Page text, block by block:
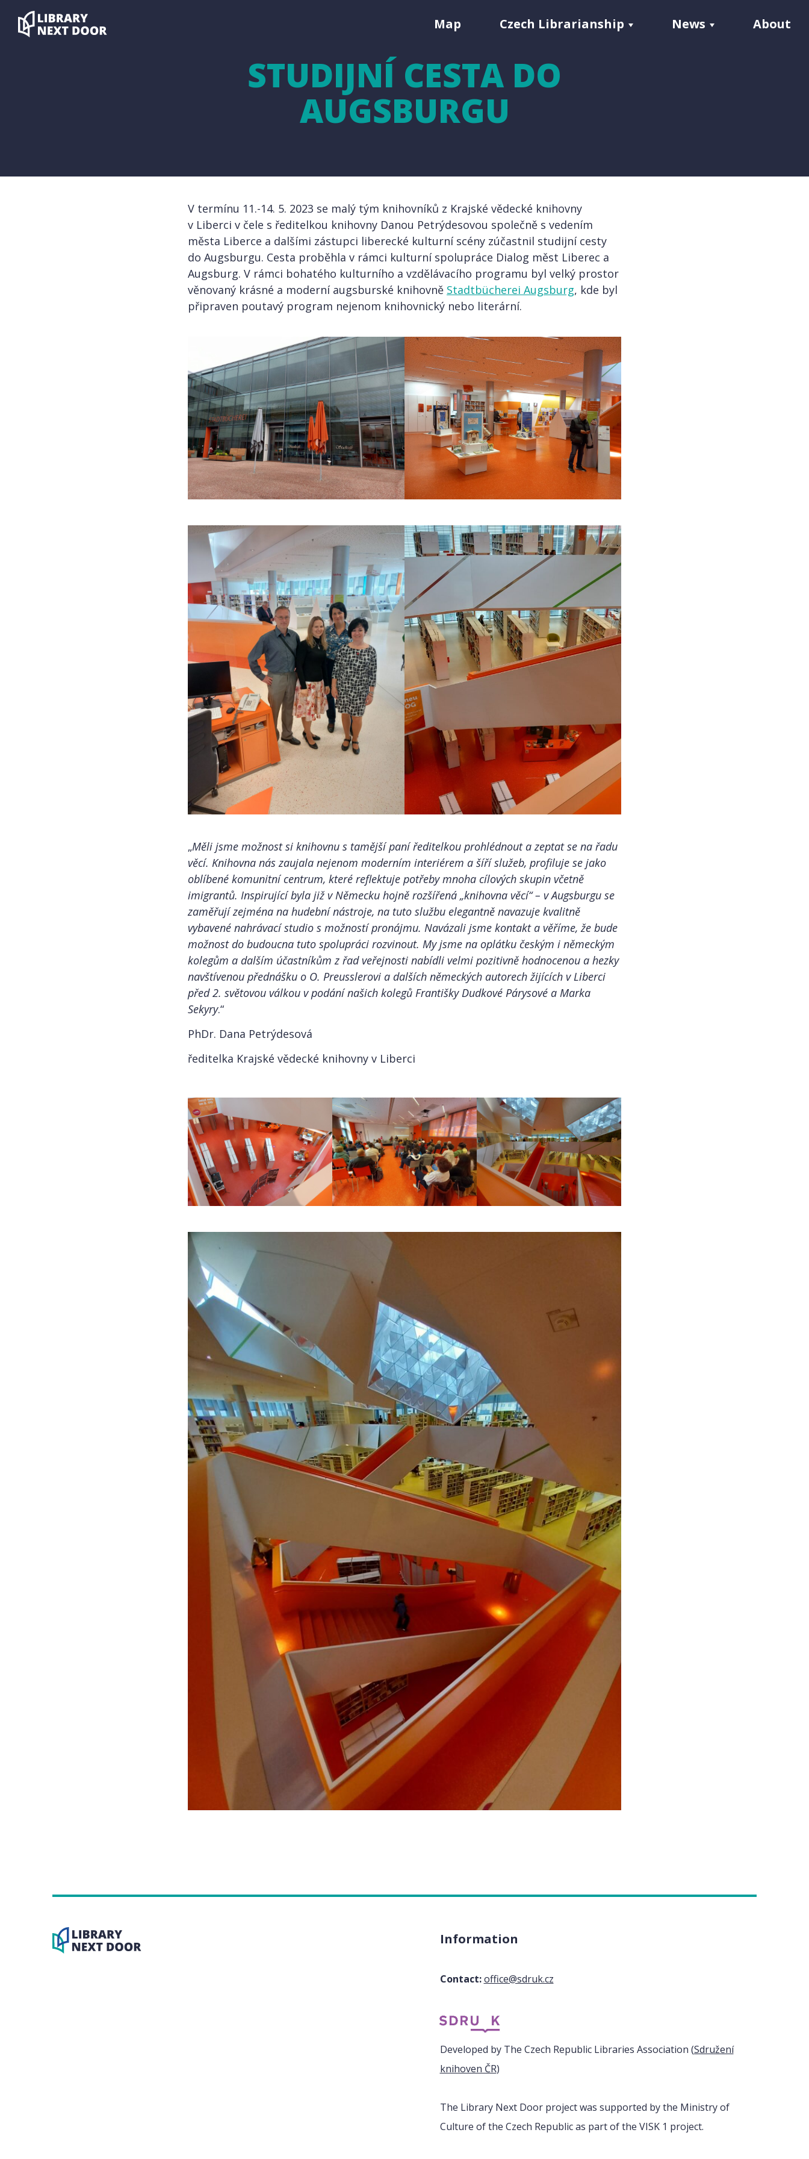
Map Czech Librarianship News About
STUDIJNÍ CESTA DO
AUGSBURGU
V termínu 11.-14. 5. 2023 se malý tým knihovníků z Krajské vědecké knihovny
v Liberci v čele s ředitelkou knihovny Danou Petrýdesovou společně s vedením
města Liberce a dalšími zástupci liberecké kulturní scény zúčastnil studijní cesty
do Augsburgu. Cesta proběhla v rámci kulturní spolupráce Dialog měst Liberec a
Augsburg. V rámci bohatého kulturního a vzdělávacího programu byl velký prostor
věnovaný krásné a moderní augsburské knihovně Stadtbücherei Augsburg, kde byl
připraven poutavý program nejenom knihovnický nebo literární.
„Měli jsme možnost si knihovnu s tamější paní ředitelkou prohlédnout a zeptat se na řadu
věcí. Knihovna nás zaujala nejenom moderním interiérem a šíří služeb, profiluje se jako
oblíbené komunitní centrum, které reflektuje potřeby mnoha cílových skupin včetně
imigrantů. Inspirující byla již v Německu hojně rozšířená „knihovna věcí“ – v Augsburgu se
zaměřují zejména na hudební nástroje, na tuto službu elegantně navazuje kvalitně
vybavené nahrávací studio s možností pronájmu. Navázali jsme kontakt a věříme, že bude
možnost do budoucna tuto spolupráci rozvinout. My jsme na oplátku českým i německým
kolegům a dalším účastníkům z řad veřejnosti nabídli velmi pozitivně hodnocenou a hezky
navštívenou přednášku o O. Preusslerovi a dalších německých autorech žijících v Liberci
před 2. světovou válkou v podání našich kolegů Františky Dudkové Párysové a Marka
Sekyry.“
PhDr. Dana Petrýdesová
ředitelka Krajské vědecké knihovny v Liberci
Information
Contact: office@sdruk.cz
Developed by The Czech Republic Libraries Association (Sdružení
knihoven ČR)
The Library Next Door project was supported by the Ministry of
Culture of the Czech Republic as part of the VISK 1 project.